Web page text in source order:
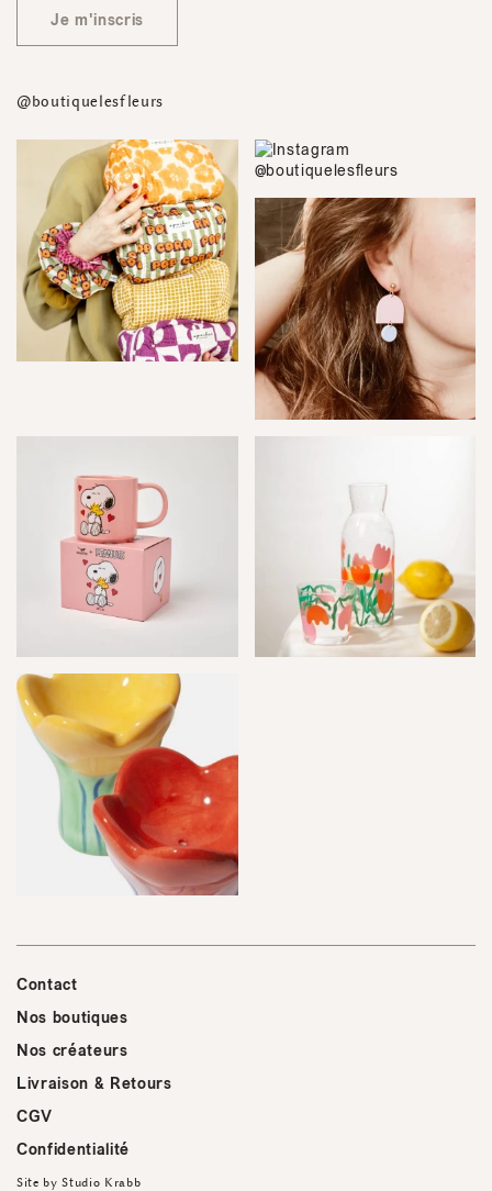
Je m'inscris
@boutiquelesfleurs
Contact
Nos boutiques
Nos créateurs
Livraison & Retours
CGV
Confidentialité
Site byStudio Krabb